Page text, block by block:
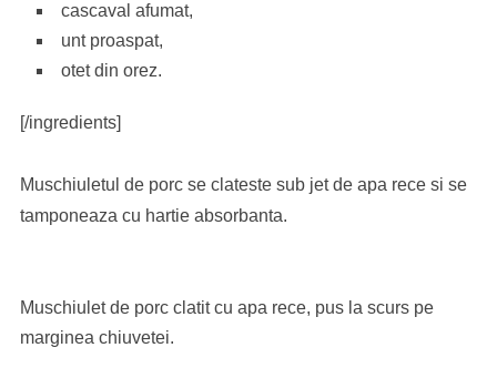
cascaval afumat,
unt proaspat,
otet din orez.
[/ingredients]
Muschiuletul de porc se clateste sub jet de apa rece si se
tamponeaza cu hartie absorbanta.
Muschiulet de porc clatit cu apa rece, pus la scurs pe
marginea chiuvetei.